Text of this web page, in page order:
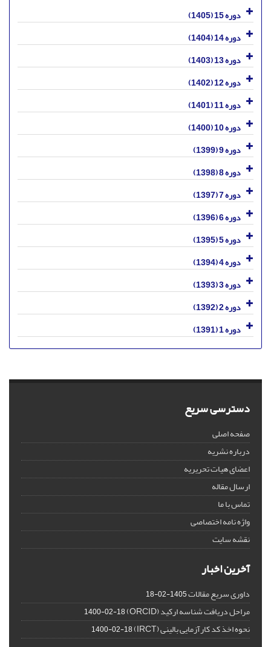
دوره 15 (1405)
دوره 14 (1404)
دوره 13 (1403)
دوره 12 (1402)
دوره 11 (1401)
دوره 10 (1400)
دوره 9 (1399)
دوره 8 (1398)
دوره 7 (1397)
دوره 6 (1396)
دوره 5 (1395)
دوره 4 (1394)
دوره 3 (1393)
دوره 2 (1392)
دوره 1 (1391)
دسترسی سریع
صفحه اصلی
درباره نشریه
اعضای هیات تحریریه
ارسال مقاله
تماس با ما
واژه نامه اختصاصی
نقشه سایت
آخرین اخبار
داوری سریع مقالات1405-02-18
مراحل دریافت شناسه ارکید (ORCID) 1400-02-18
نحوه اخذ کد کارآزمایی بالینی (IRCT) 1400-02-18